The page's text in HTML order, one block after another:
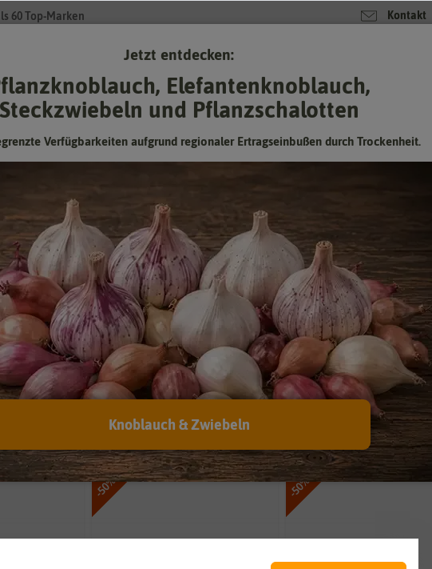
60 Top-Marken Kontakt
- Anzuchtschalen & -platten
- praktisch und sauber
die optimale Lösung, wenn Pflanzen selbst vorgezogen werden sollen. Die
genau dem Platzbedarf und der Pflanzenmenge angepasst werden können.
Rinnen auch Wasser optimal in der gesamten Schale. Außerdem
In Kombination mit Kokos-Quelltabletten oder Torf-Tabs sind sie bestens für
Preis Farbe
in Anzuchtschalen & -platten
-50% -50%
Jetzt entdecken:
Elefantenknoblauch,
Steckzwiebeln und Pflanzschalotten
Verfügbarkeiten aufgrund regionaler Ertragseinbußen durch Trockenheit.
Knoblauch & Zwiebeln